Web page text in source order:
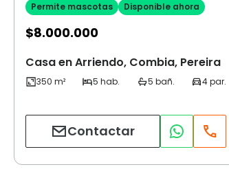
Permite mascotas
Disponible ahora
$8.000.000
Casa en Arriendo, Combia, Pereira
Contactar